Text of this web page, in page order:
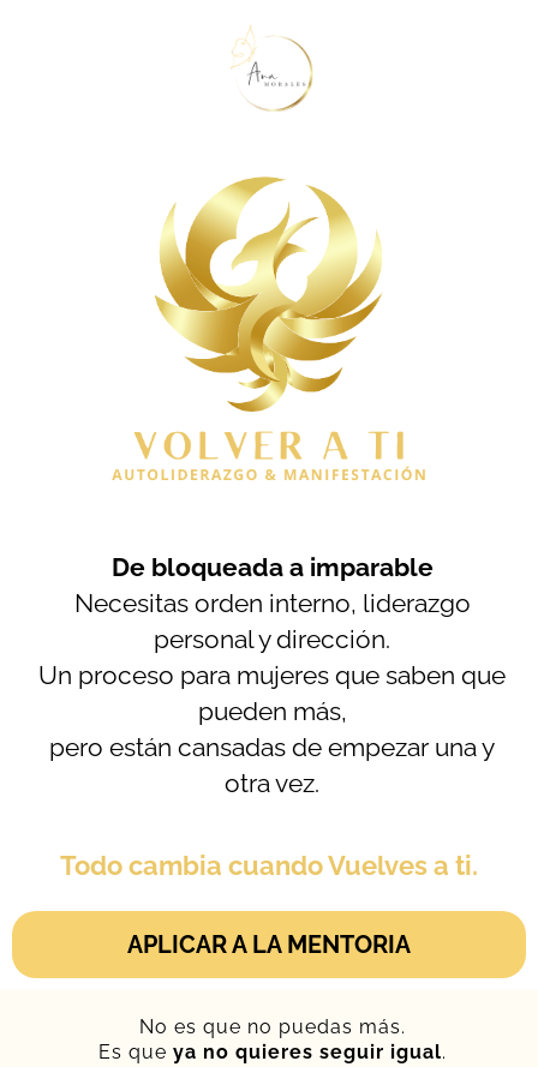
De bloqueada a imparable
Necesitas orden interno, liderazgo
personal y dirección.
Un proceso para mujeres que saben que
pueden más,
pero están cansadas de empezar una y
otra vez.
Todo cambia cuando Vuelves a ti.
APLICAR A LA MENTORIA
No es que no puedas más.
Es que ya no quieres seguir igual.